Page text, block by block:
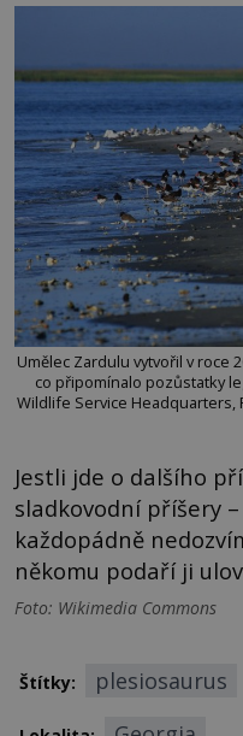
Umělec Zardulu vytvořil v roce
co připomínalo pozůstatky
Wildlife Service Headquarters,
Jestli jde o dalšího
sladkovodní příšery
každopádně
někomu podaří ji
Foto: Wikimedia Commons
Štítky: plesiosaurus